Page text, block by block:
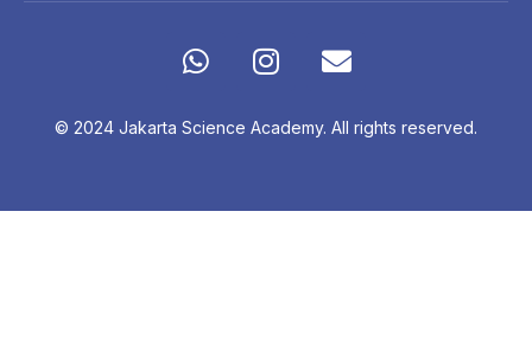
© 2024 Jakarta Science Academy. All rights reserved.